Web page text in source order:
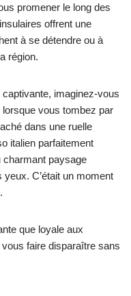
promener le long des
offrent une
à se détendre ou à
région.
imaginez-vous
vous tombez par
dans une ruelle
italien parfaitement
charmant paysage
yeux. C’était un moment
que loyale aux
faire disparaître sans